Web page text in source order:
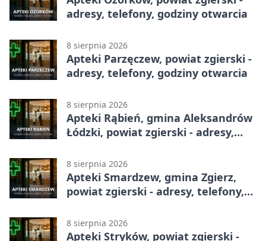
adresy, telefony, godziny otwarcia
8 sierpnia 2026
Apteki Parzęczew, powiat zgierski -
adresy, telefony, godziny otwarcia
8 sierpnia 2026
Apteki Rąbień, gmina Aleksandrów
Łódzki, powiat zgierski - adresy,
8 sierpnia 2026
Apteki Smardzew, gmina Zgierz,
powiat zgierski - adresy, telefony,
8 sierpnia 2026
Apteki Stryków, powiat zgierski -